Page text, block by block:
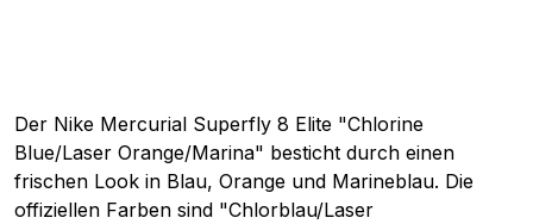
Der Nike Mercurial Superfly 8 Elite "Chlorine
Blue/Laser Orange/Marina" besticht durch einen
frischen Look in Blau, Orange und Marineblau. Die
offiziellen Farben sind "Chlorblau/Laser